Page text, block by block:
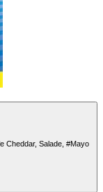
Cheddar, Salade, #Mayo